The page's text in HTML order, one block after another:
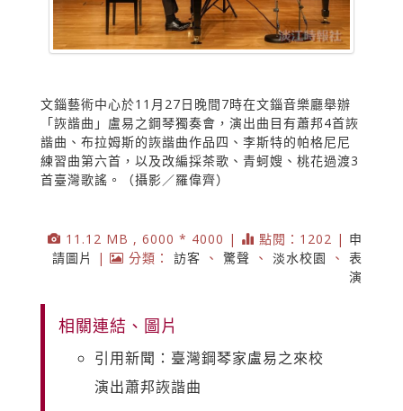
文錙藝術中心於11月27日晚間7時在文錙音樂廳舉辦
「詼諧曲」盧易之鋼琴獨奏會，演出曲目有蕭邦4首詼
諧曲、布拉姆斯的詼諧曲作品四、李斯特的帕格尼尼
練習曲第六首，以及改編採茶歌、青蚵嫂、桃花過渡3
首臺灣歌謠。（攝影／羅偉齊）
11.12 MB , 6000 * 4000 | 點閱：1202 | 申
請圖片
| 分類： 訪客 、 驚聲 、 淡水校園 、 表
演
相關連結、圖片
引用新聞：臺灣鋼琴家盧易之來校
演出蕭邦詼諧曲